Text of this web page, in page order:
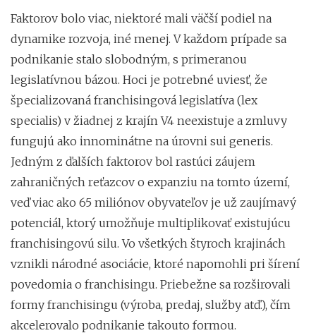
Faktorov bolo viac, niektoré mali väčší podiel na
dynamike rozvoja, iné menej. V každom prípade sa
podnikanie stalo slobodným, s primeranou
legislatívnou bázou. Hoci je potrebné uviesť, že
špecializovaná franchisingová legislatíva (lex
specialis) v žiadnej z krajín V4 neexistuje a zmluvy
fungujú ako innominátne na úrovni sui generis.
Jedným z ďalších faktorov bol rastúci záujem
zahraničných reťazcov o expanziu na tomto území,
veď viac ako 65 miliónov obyvateľov je už zaujímavý
potenciál, ktorý umožňuje multiplikovať existujúcu
franchisingovú silu. Vo všetkých štyroch krajinách
vznikli národné asociácie, ktoré napomohli pri šírení
povedomia o franchisingu. Priebežne sa rozširovali
formy franchisingu (výroba, predaj, služby atď.), čím
akcelerovalo podnikanie takouto formou.